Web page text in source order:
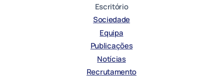
Escritório
Sociedade
Equipa
Publicações
Notícias
Recrutamento